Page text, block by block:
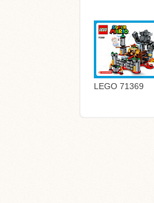
LEGO 71369